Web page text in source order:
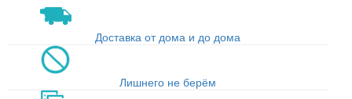
Доставка от дома и до дома
Лишнего не берём